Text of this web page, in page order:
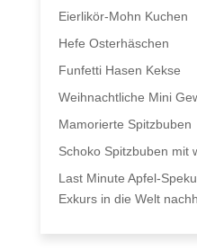
Eierlikör-Mohn Kuchen
Hefe Osterhäschen
Funfetti Hasen Kekse
Weihnachtliche Mini
Mamorierte Spitzbuben
Schoko Spitzbuben mit
Last Minute Apfel-
Exkurs in die Welt